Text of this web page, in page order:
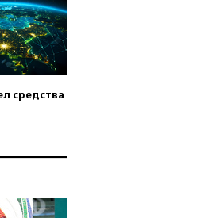
и
Сербию
Брянске
средства